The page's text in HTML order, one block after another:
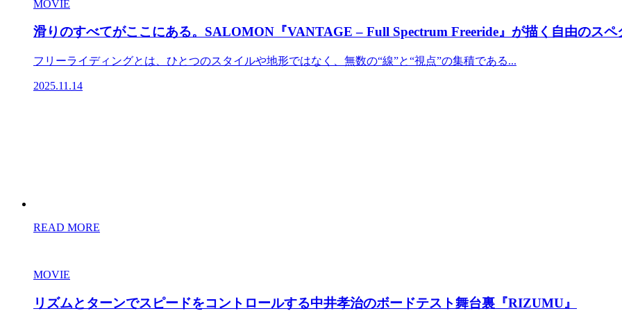
MOVIE
滑りのすべてがここにある。SALOMON『VANTAGE – Full Spectrum Freeride』が描く自由のスペ
フリーライディングとは、ひとつのスタイルや地形ではなく、無数の“線”と“視点”の集積である...
2025.11.14
READ MORE
MOVIE
リズムとターンでスピードをコントロールする中井孝治のボードテスト舞台裏『RIZUMU』